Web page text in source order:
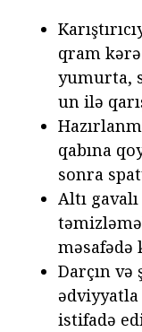
qram kərə
yumurta,
un ilə
qabına
sonra
Altı
məsafədə
Darçın
istifadə